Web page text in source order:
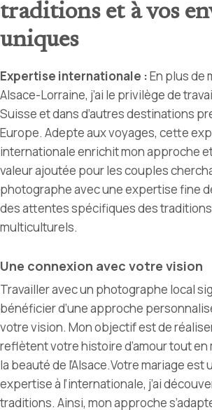
traditions et à vos
uniques
Expertise internationale :En plus de
Alsace-Lorraine, j’ai le privilège de
Suisse et dans d’autres destinations
Europe. Adepte aux voyages, cette
internationale enrichit mon approche
valeur ajoutée pour les couples
photographe avec une expertise fine
des attentes spécifiquesdes traditions
multiculturels.
Une connexion avec votre vision
Travailler avec un photographe local
bénéficier d’une approche
votre vision. Mon objectif est de
reflètent votre histoire d’amour tout
la beauté de l’Alsace.Votre mariage est
expertise à l’internationale, j’ai
traditions. Ainsi, mon approche